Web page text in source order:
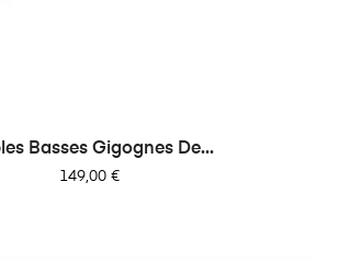
Basses Gigognes De...
Prix
149,00 €